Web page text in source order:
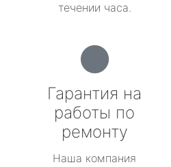
течении часа.
Гарантия на
работы по
ремонту
Наша компания